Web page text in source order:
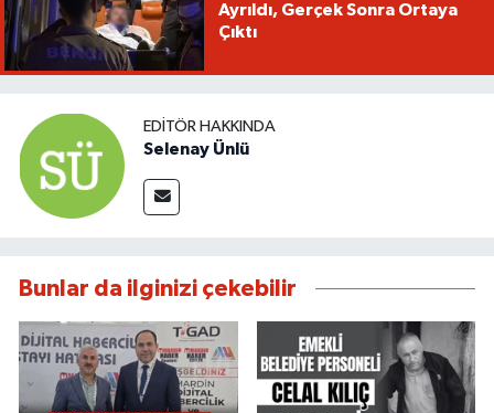
Ayrıldı, Gerçek Sonra Ortaya
Çıktı
EDITÖR HAKKINDA
Selenay Ünlü
Bunlar da ilginizi çekebilir